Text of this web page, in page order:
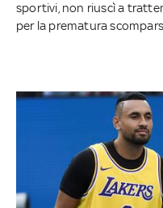
sportivi, non riuscì a
per la prematura